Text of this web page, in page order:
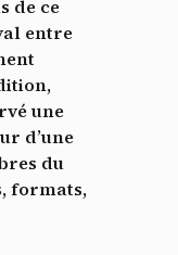
de ce
entre
une
d’une
du
formats,